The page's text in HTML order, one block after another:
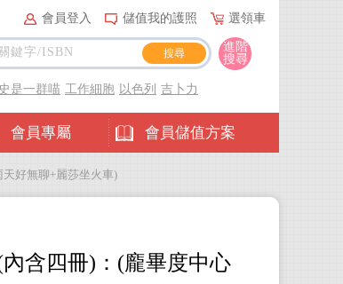
會員登入 儲值我的護照 選領車
會員專屬 會員儲值方案
進階
搜尋
是一群喵 工作細胞 以色列 吉卜力
好無聊+麗莎坐火車)
含四冊)：(龐畢度中心